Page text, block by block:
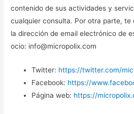
contenido de sus actividades y
cualquier consulta. Por otra parte, te
la dirección de email electrónico de
ocio: info@micropolix.com
Twitter: https://twitter.com/
Facebook: https://
Página web: https://